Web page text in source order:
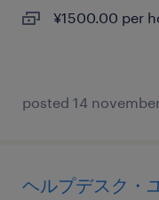
¥1500.00 per
posted 14
ヘルプデスク・